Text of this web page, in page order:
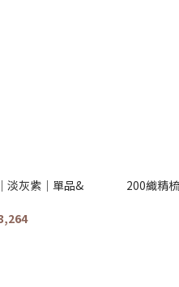
淡灰紫｜單品&
200織精